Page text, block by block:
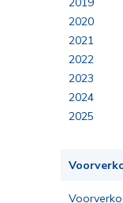
2020
2021
2022
2023
2024
2025